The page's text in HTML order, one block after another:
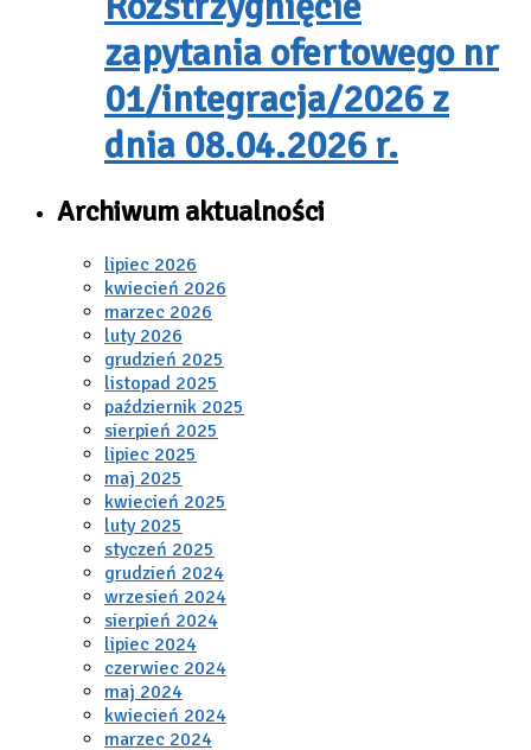
zapytania ofertowego nr
01/integracja/2026 z
dnia 08.04.2026 r.
Archiwum aktualności
lipiec 2026
kwiecień 2026
marzec 2026
luty 2026
grudzień 2025
listopad 2025
październik 2025
sierpień 2025
lipiec 2025
maj 2025
kwiecień 2025
luty 2025
styczeń 2025
grudzień 2024
wrzesień 2024
sierpień 2024
lipiec 2024
czerwiec 2024
maj 2024
kwiecień 2024
marzec 2024